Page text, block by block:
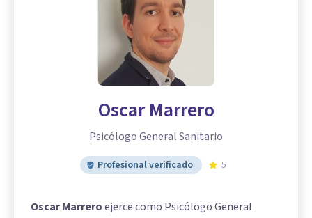
Oscar Marrero
Psicólogo General Sanitario
Profesional verificado 5
Oscar Marreroejerce como Psicólogo General